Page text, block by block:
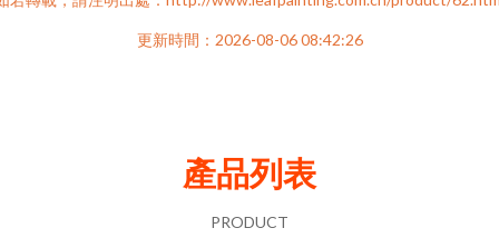
更新時間：2026-08-06 08:42:26
產品列表
PRODUCT